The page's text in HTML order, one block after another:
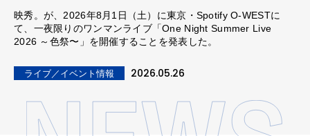
映秀。が、2026年8月1日（土）に東京・Spotify O-WESTに
て、一夜限りのワンマンライブ「One Night Summer Live
2026 ～色祭〜」を開催することを発表した。
ライブ／イベント情報 2026.05.26